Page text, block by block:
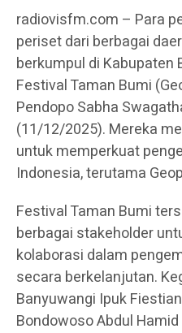
radiovisfm.com – Para
periset dari berbagai
berkumpul di Kabupaten
Festival Taman Bumi
Pendopo Sabha
(11/12/2025). Mereka
untuk memperkuat
Indonesia, terutama
Festival Taman Bumi
berbagai stakeholder
kolaborasi dalam
secara berkelanjutan.
Banyuwangi Ipuk
Bondowoso Abdul Hamid